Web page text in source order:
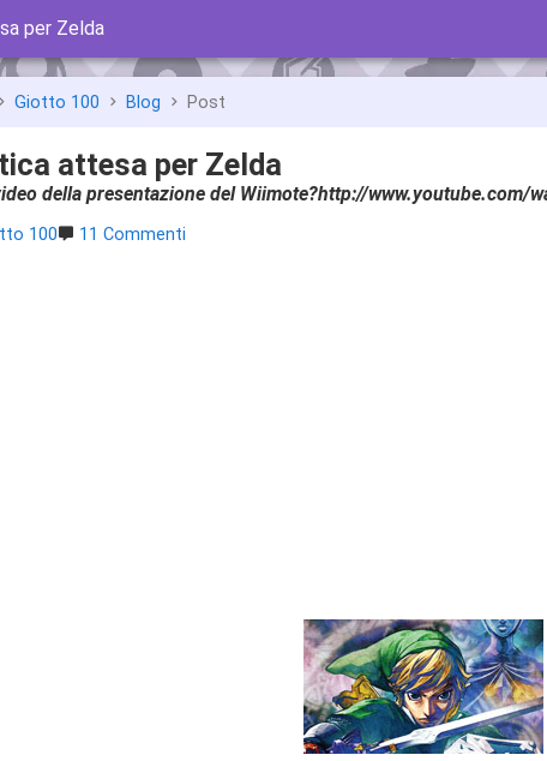
per Zelda
Giotto 100 Blog Post
attesa per Zelda
della presentazione del Wiimote?http://www.youtube.com/
100 11 Commenti